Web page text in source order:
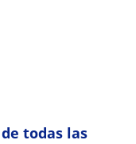
todas las